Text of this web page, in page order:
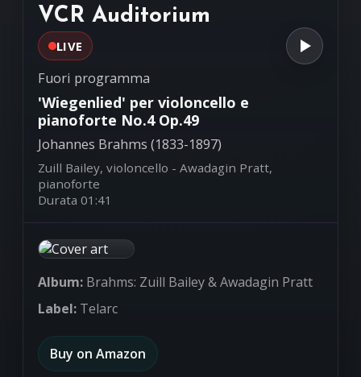
VCR Auditorium
LIVE
Fuori programma
'Wiegenlied' per violoncello e
pianoforte No.4 Op.49
Johannes Brahms (1833-1897)
Zuill Bailey, violoncello - Awadagin Pratt,
pianoforte
Durata 01:41
Album: Brahms: Zuill Bailey & Awadagin Pratt
Label: Telarc
Buy on Amazon